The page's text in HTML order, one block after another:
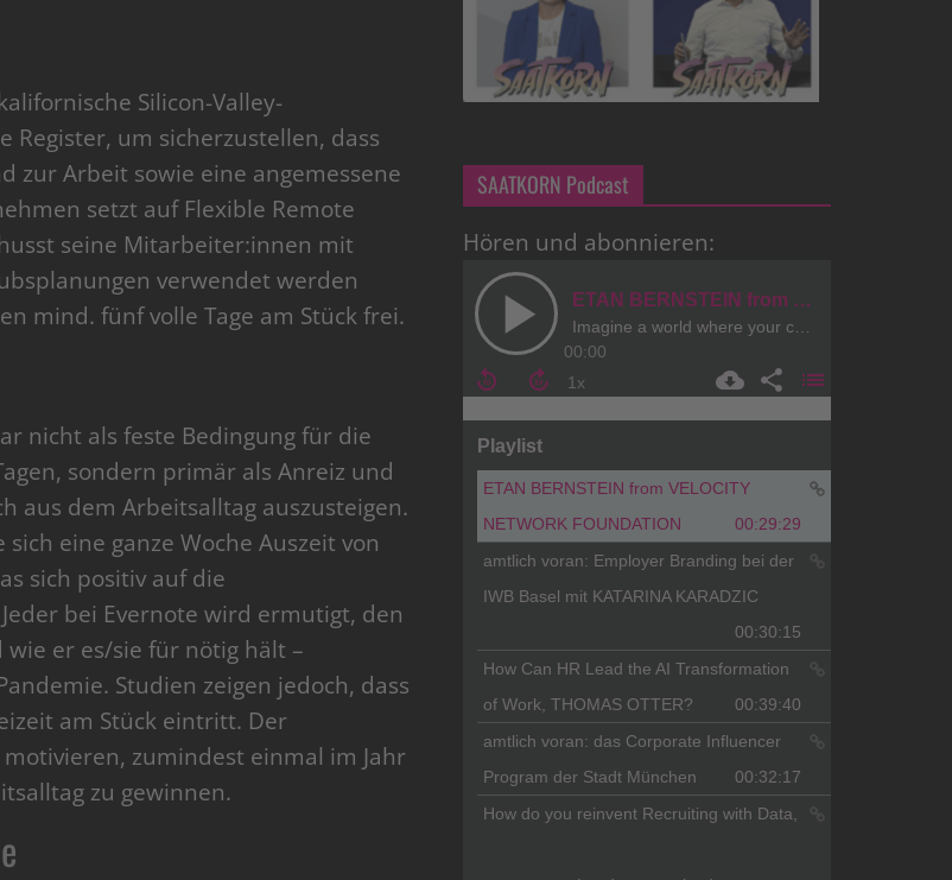
Silicon-Valley-
Register, um sicherzustellen, dass
zur Arbeit sowie eine angemessene
setzt auf Flexible Remote
seine Mitarbeiter:innen mit
verwendet werden
mind. fünf volle Tage am Stück frei.
nicht als feste Bedingung für die
sondern primär als Anreiz und
aus dem Arbeitsalltag auszusteigen.
eine ganze Woche Auszeit von
sich positiv auf die
bei Evernote wird ermutigt, den
er es/sie für nötig hält –
Studien zeigen jedoch, dass
am Stück eintritt. Der
zumindest einmal im Jahr
zu gewinnen.
SAATKORN Podcast
Hören und abonnieren: